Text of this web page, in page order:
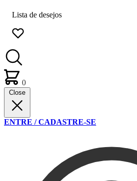
Lista de desejos
0
Close
ENTRE / CADASTRE-SE